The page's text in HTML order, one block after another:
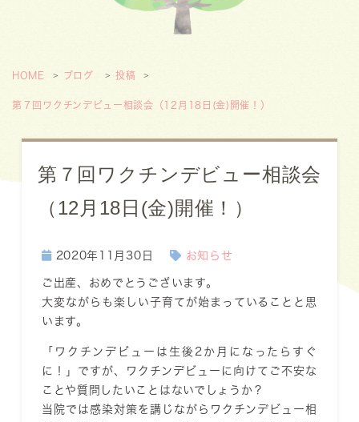
HOME ブログ 投稿
第７回ワクチンデビュー相談会（12月18日(金)開催！）
第７回ワクチンデビュー相談会
（12月18日(金)開催！）
2020年11月30日 お知らせ
ご出産、おめでとうございます。
大変ながらも楽しい子育てが始まっていることと思
います。
「ワクチンデビューは生後2か月になったらすぐ
に！」ですが、ワクチンデビューに向けてご不安な
ことや質問したいことはないでしょうか？
当院では感染対策を講じながらワクチンデビュー相